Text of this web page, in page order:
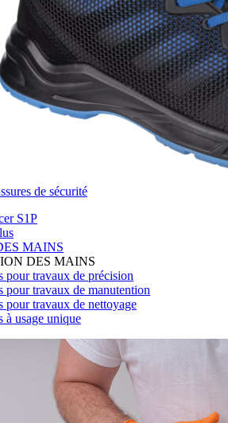
de sécurité
S1P
MAINS
DES MAINS
pour travaux de précision
pour travaux de manutention
pour travaux de nettoyage
à usage unique